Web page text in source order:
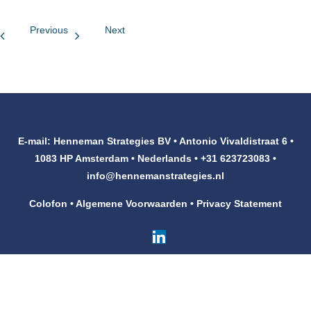
Klanten
Previous Next
E-mail: Henneman Strategies BV • Antonio Vivaldistraat 6 •
1083 HP Amsterdam • Nederlands • +31 623723083 •
info@hennemanstrategies.nl
Colofon •Algemene Voorwaarden • Privacy Statement